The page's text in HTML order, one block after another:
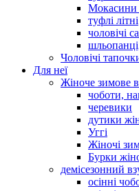
Мокасини
туфлі літні
чоловічі
Чоловічі
Для неї
Жіноче зимове
чоботи,
черевики
дутики
Уггі
Жіночі
Бурки
демісезонний
осінні